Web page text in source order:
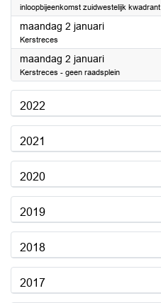
inloopbijeenkomst zuidwestelijk
maandag 2 januari2023
Kerstreces
maandag 2 januari2023
Kerstreces - geen raadsplein
2022
2021
2020
2019
2018
2017